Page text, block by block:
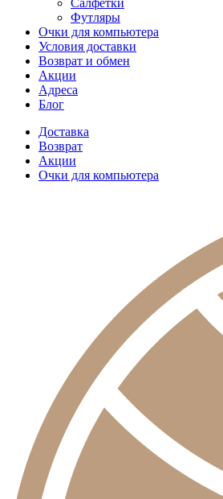
Салфетки
Футляры
Очки для компьютера
Условия доставки
Возврат и обмен
Акции
Адреса
Блог
Доставка
Возврат
Акции
Очки для компьютера